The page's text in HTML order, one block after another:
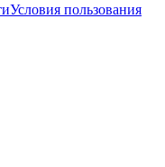
Условия пользования